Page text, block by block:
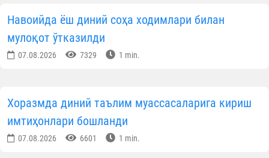
КУН ҲИКМАТИ
07.08.2026 12872 1 min.